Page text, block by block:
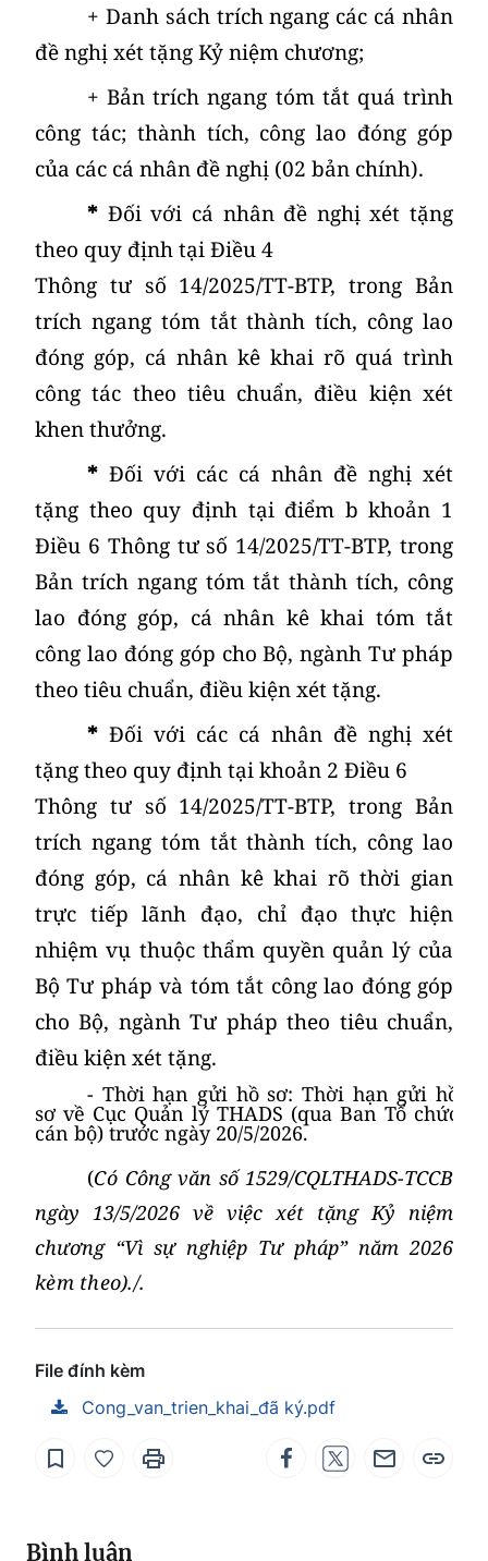
+ Danh sách trích ngang các cá nhân
đề nghị xét tặng Kỷ niệm chương;
+ Bản trích ngang tóm tắt quá trình
công tác; thành tích, công lao đóng góp
của các cá nhân đề nghị (02 bản chính).
* Đối với cá nhân đề nghị xét tặng
theo quy định tại Điều 4
Thông tư số 14/2025/TT-BTP, trong Bản
trích ngang tóm tắt thành tích, công lao
đóng góp, cá nhân kê khai rõ quá trình
công tác theo tiêu chuẩn, điều kiện xét
khen thưởng.
* Đối với các cá nhân đề nghị xét
tặng theo quy định tại điểm b khoản 1
Điều 6 Thông tư số 14/2025/TT-BTP, trong
Bản trích ngang tóm tắt thành tích, công
lao đóng góp, cá nhân kê khai tóm tắt
công lao đóng góp cho Bộ, ngành Tư pháp
theo tiêu chuẩn, điều kiện xét tặng.
* Đối với các cá nhân đề nghị xét
tặng theo quy định tại khoản 2 Điều 6
Thông tư số 14/2025/TT-BTP, trong Bản
trích ngang tóm tắt thành tích, công lao
đóng góp, cá nhân kê khai rõ thời gian
trực tiếp lãnh đạo, chỉ đạo thực hiện
nhiệm vụ thuộc thẩm quyền quản lý của
Bộ Tư pháp và tóm tắt công lao đóng góp
cho Bộ, ngành Tư pháp theo tiêu chuẩn,
điều kiện xét tặng.
- Thời hạn gửi hồ sơ: Thời hạn gửi hồ
sơ về Cục Quản lý THADS (qua Ban Tổ chức
cán bộ) trước ngày 20/5/2026.
(Có Công văn số 1529/CQLTHADS-TCCB
ngày 13/5/2026 về việc xét tặng Kỷ niệm
chương “Vì sự nghiệp Tư pháp” năm 2026
kèm theo)./.
File đính kèm
Cong_van_trien_khai_đã ký.pdf
Bình luận